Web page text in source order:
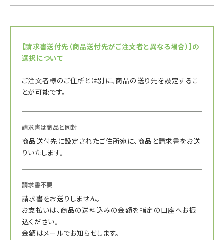
【請求書送付先（商品送付先がご注文者と異なる場合）】の
選択について
ご注文者様のご住所とは別に、商品の送り先を設定するこ
とが可能です。
請求書は商品と同封
商品送付先に設定されたご住所宛に、商品と請求書をお送
りいたします。
請求書不要
請求書をお送りしません。
お支払いは、商品の送料込みの金額を指定の口座へお振
込ください。
金額はメールでお知らせします。